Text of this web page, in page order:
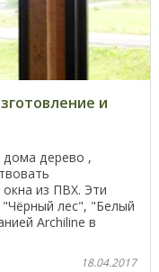
и
дома дерево ,
из ПВХ. Эти
лес", "Белый
Archiline в
18.04.2017